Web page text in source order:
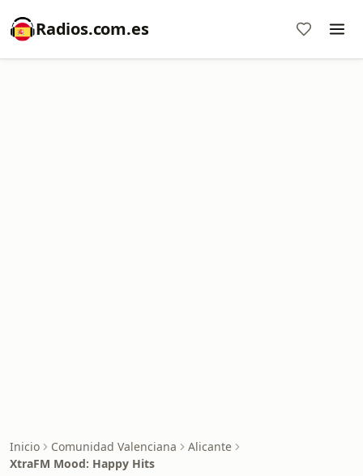
Radios.com.es
Inicio Comunidad Valenciana
Alicante
XtraFM Mood: Happy Hits